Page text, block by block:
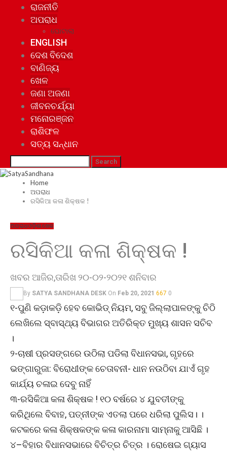
ରାଜନୀତି
ଅପରାଧ
ଘୋଟାଲା
ENGLISH
ଦେଶ ବିଦେଶ
ବାଣିଜ୍ୟ
ଖେଳ
ଜଣା ଅଜଣା
ଜୀବନଚର୍ଯ୍ୟା
ମନୋରଞ୍ଜନ
ରାଶିଫଳ
ସତ୍ୟ ସନ୍ଧାନ
Home
ଅପରାଧ
ରସିକିଆ କଳା ଶିକ୍ଷକ !
ଅପରାଧଓଡ଼ିଶାଖେଳ
ରସିକିଆ କଳା ଶିକ୍ଷକ !
ଖବର ଆଜିର,ତାରିଖ ୨୦-୦୨-୨୦୨୧ ଶନିବାର
By SATYA SANDHANA DESK On Feb 20, 2021 667 0
୧-ପୁଣି କଡ଼ାକଡ଼ି ହେବ କୋଭିଡ୍ ନିୟମ, ସବୁ ଜିଲ୍ଲାପାଳଙ୍କୁ ଚିଠି
ଲେଖିଲେ ସ୍ବାସ୍ଥ୍ୟ ବିଭାଗର ଅତିରିକ୍ତ ମୁଖ୍ୟ ଶାସନ ସଚିବ
।
୨-ଚାଷୀ ପ୍ରସଙ୍ଗରେ ଉଠିଲା ପଡିଲା ବିଧାନସଭା, ଗୃହରେ
ଭଙ୍ଗାରୁଜା: ବିରୋଧୀଙ୍କ ଚେତାବନୀ- ଧାନ ନଉଠିବା ଯାଏଁ ଗୃହ
କାର୍ଯ୍ୟ ଚଳାଇ ଦେବୁ ନାହିଁ
୩-ରସିକିଆ କଳା ଶିକ୍ଷକ ! ୧୦ ବର୍ଷରେ ୪ ଯୁବତୀଙ୍କୁ
କରିଥି‌ଲେ ବିବାହ, ପତ୍ନୀଙ୍କ ଏତଲା ପରେ ଧରିଲା ପୁଲିସ। ।
କଟକରେ କଳା ଶିକ୍ଷକଙ୍କ କଳା କାରନାମା ସାମ୍ନାକୁ ଆସିଛି ।
୪–ବିହାର ବିଧାନସଭାରେ ବିଚିତ୍ର ଚିତ୍ର । ରୋଷେଇ ଗ୍ୟାସ